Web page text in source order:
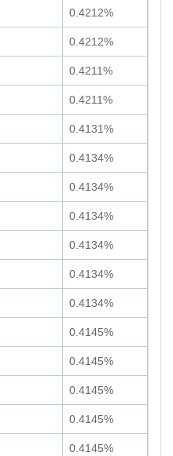
0.4212%
0.4212%
0.4211%
0.4211%
0.4131%
0.4134%
0.4134%
0.4134%
0.4134%
0.4134%
0.4134%
0.4145%
0.4145%
0.4145%
0.4145%
0.4145%